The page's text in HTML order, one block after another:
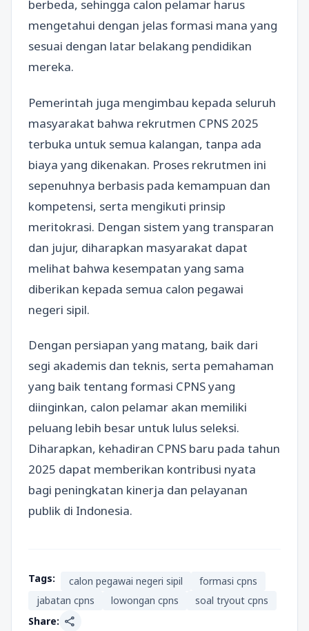
berbeda, sehingga calon pelamar harus
mengetahui dengan jelas formasi mana yang
sesuai dengan latar belakang pendidikan
mereka.
Pemerintah juga mengimbau kepada seluruh
masyarakat bahwa rekrutmen CPNS 2025
terbuka untuk semua kalangan, tanpa ada
biaya yang dikenakan. Proses rekrutmen ini
sepenuhnya berbasis pada kemampuan dan
kompetensi, serta mengikuti prinsip
meritokrasi. Dengan sistem yang transparan
dan jujur, diharapkan masyarakat dapat
melihat bahwa kesempatan yang sama
diberikan kepada semua calon pegawai
negeri sipil.
Dengan persiapan yang matang, baik dari
segi akademis dan teknis, serta pemahaman
yang baik tentang formasi CPNS yang
diinginkan, calon pelamar akan memiliki
peluang lebih besar untuk lulus seleksi.
Diharapkan, kehadiran CPNS baru pada tahun
2025 dapat memberikan kontribusi nyata
bagi peningkatan kinerja dan pelayanan
publik di Indonesia.
Tags: calon pegawai negeri sipil
formasi cpns
jabatan cpns
lowongan cpns
soal tryout cpns
Share: share